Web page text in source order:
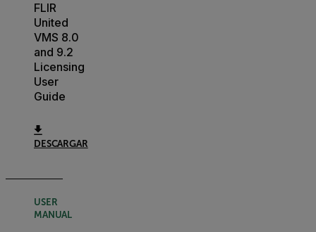
FLIR
United
VMS 8.0
and 9.2
Licensing
User
Guide
DESCARGAR
USER
MANUAL